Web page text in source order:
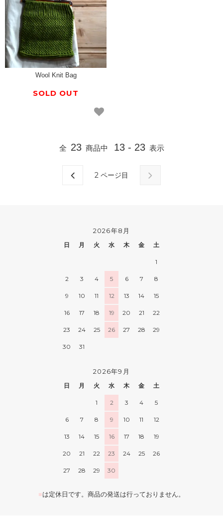
Wool Knit Bag
SOLD OUT
全 23 商品中 13 - 23 表示
2 ページ目
2026年8月
日 月 火 水 木 金 土
1
2 3 4 5 6 7 8
9 10 11 12 13 14 15
16 17 18 19 20 21 22
23 24 25 26 27 28 29
30 31
2026年9月
日 月 火 水 木 金 土
1 2 3 4 5
6 7 8 9 10 11 12
13 14 15 16 17 18 19
20 21 22 23 24 25 26
27 28 29 30
■は定休日です。商品の発送は行っておりません。